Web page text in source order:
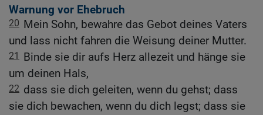
Warnung vor Ehebruch
20 Mein Sohn, bewahre das Gebot deines Vaters
und lass nicht fahren die Weisung deiner Mutter.
21
Binde sie dir aufs Herz allezeit und hänge sie
um deinen Hals,
22 dass sie dich geleiten, wenn du gehst; dass
sie dich bewachen, wenn du dich legst; dass sie